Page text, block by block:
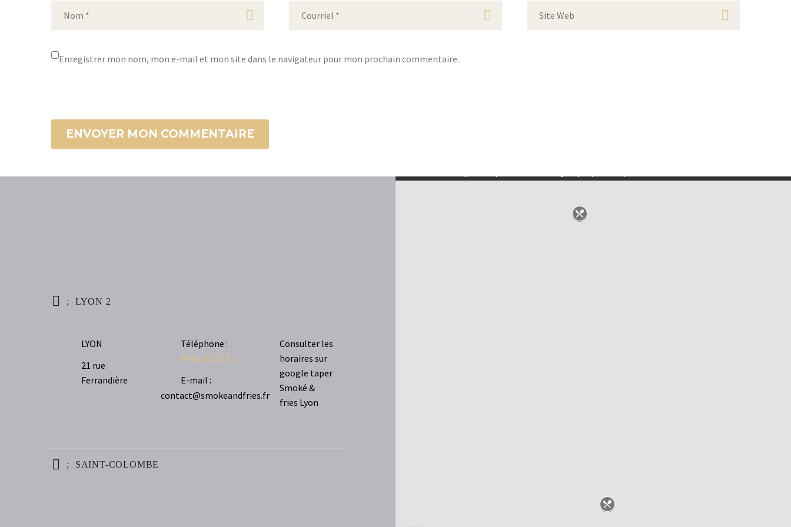
Enregistrer mon nom, mon e-mail et mon site dans le navigateur pour mon prochain commentaire.
ENVOYER MON COMMENTAIRE
LYON 2
LYON
21 rue
Ferrandière
Téléphone :
04 81 91 13 52
E-mail :
contact@smokeandfries.fr
Consulter les
horaires sur
google taper
Smoké &
fries Lyon
SAINT-COLOMBE